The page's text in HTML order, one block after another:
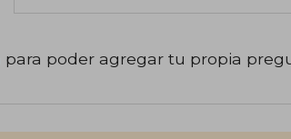
para poder agregar tu propia